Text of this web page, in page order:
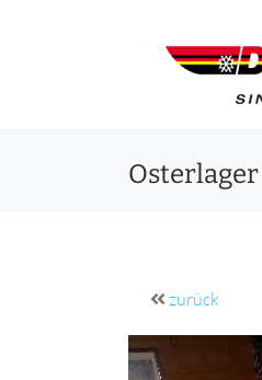
Osterlager
zurück